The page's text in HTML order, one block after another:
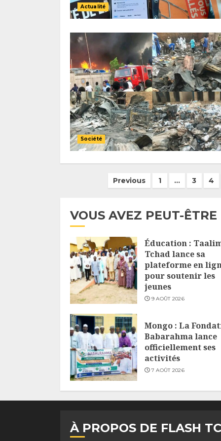
Actualité
Société
Pagination
publications
Previous 1 … 3 4
VOUS AVEZ PEUT-
Éducation :
Tchad lance sa
plateforme en
pour soutenir les
jeunes
9 AOÛT 2026
Mongo : La
Babarahma lance
officiellement ses
activités
7 AOÛT 2026
À PROPOS DE FLASH